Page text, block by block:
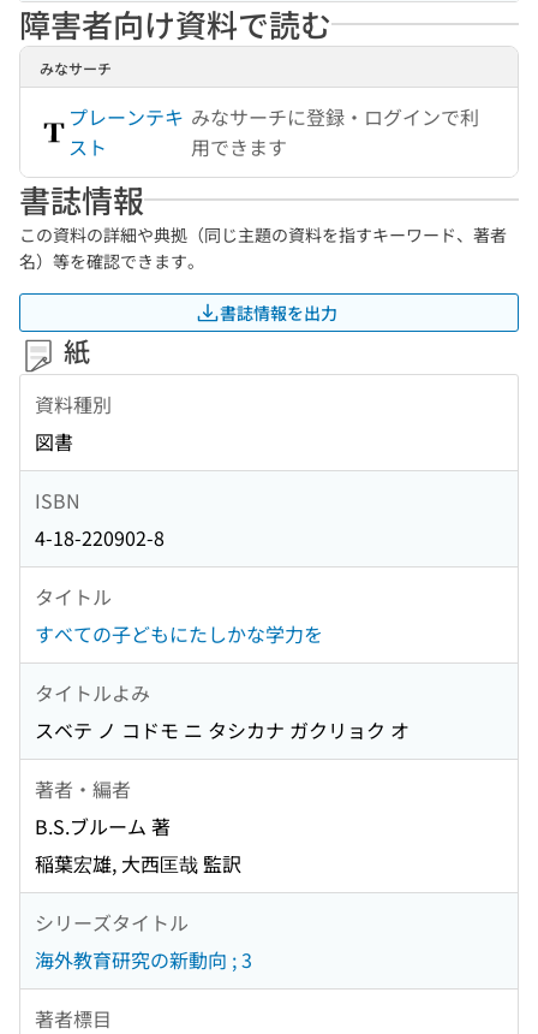
障害者向け資料で読む
みなサーチ
プレーンテキ
スト
みなサーチに登録・ログインで利
用できます
書誌情報
この資料の詳細や典拠（同じ主題の資料を指すキーワード、著者
名）等を確認できます。
書誌情報を出力
紙
資料種別
図書
ISBN
4-18-220902-8
タイトル
すべての子どもにたしかな学力を
タイトルよみ
スベテ ノ コドモ ニ タシカナ ガクリョク オ
著者・編者
B.S.ブルーム 著
稲葉宏雄, 大西匡哉 監訳
シリーズタイトル
海外教育研究の新動向 ; 3
著者標目